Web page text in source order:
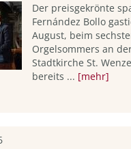
Der preisgekrönte
Fernández Bollo
August, beim
Orgelsommers an
Stadtkirche St.
bereits ... [mehr]